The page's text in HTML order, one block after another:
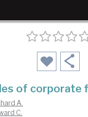
of corporate
A.
C.